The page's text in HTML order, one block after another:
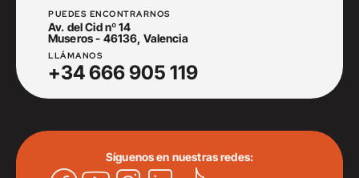
PUEDES ENCONTRARNOS
Av. del Cid nº 14
Museros - 46136, Valencia
LLÁMANOS
+34 666 905 119
Síguenos en nuestras redes: